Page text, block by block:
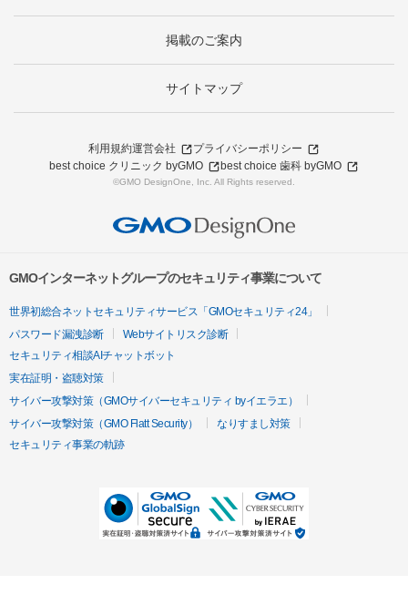
掲載のご案内
サイトマップ
利用規約運営会社
プライバシーポリシー
best choice クリニック byGMO
best choice 歯科 byGMO
©GMO DesignOne, Inc. All Rights reserved.
GMOインターネットグループのセキュリティ事業について
世界初総合ネットセキュリティサービス「GMOセキュリティ24」
パスワード漏洩診断
Webサイトリスク診断
セキュリティ相談AIチャットボット
実在証明・盗聴対策
サイバー攻撃対策（GMOサイバーセキュリティ byイエラエ）
サイバー攻撃対策（GMO Flatt Security）
なりすまし対策
セキュリティ事業の軌跡